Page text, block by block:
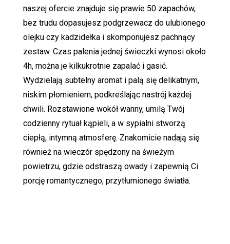
naszej ofercie znajduje się prawie 50 zapachów,
bez trudu dopasujesz podgrzewacz do ulubionego
olejku czy kadzidełka i skomponujesz pachnący
zestaw. Czas palenia jednej świeczki wynosi około
4h, można je kilkukrotnie zapalać i gasić.
Wydzielają subtelny aromat i palą się delikatnym,
niskim płomieniem, podkreślając nastrój każdej
chwili. Rozstawione wokół wanny, umilą Twój
codzienny rytuał kąpieli, a w sypialni stworzą
ciepłą, intymną atmosferę. Znakomicie nadają się
również na wieczór spędzony na świeżym
powietrzu, gdzie odstraszą owady i zapewnią Ci
porcję romantycznego, przytłumionego światła.